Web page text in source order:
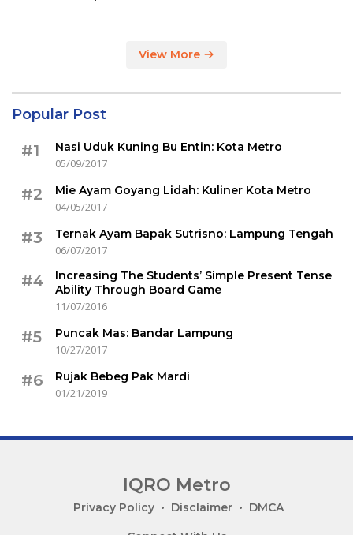
View More
Popular Post
#1
Nasi Uduk Kuning Bu Entin: Kota Metro
05/09/2017
#2
Mie Ayam Goyang Lidah: Kuliner Kota Metro
04/05/2017
#3
Ternak Ayam Bapak Sutrisno: Lampung Tengah
06/07/2017
#4
Increasing The Students’ Simple Present Tense
Ability Through Board Game
11/07/2016
#5
Puncak Mas: Bandar Lampung
10/27/2017
#6
Rujak Bebeg Pak Mardi
01/21/2019
IQRO Metro
Privacy Policy Disclaimer DMCA